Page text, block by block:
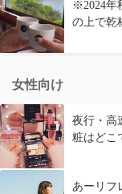
※2024年
の上で乾
女性向け
夜行・高
粧はどこ
あーリフ